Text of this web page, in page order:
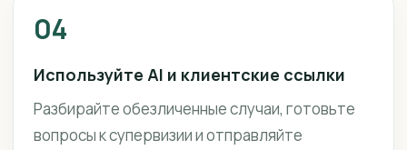
04
Используйте AI и клиентские ссылки
Разбирайте обезличенные случаи, готовьте
вопросы к супервизии и отправляйте